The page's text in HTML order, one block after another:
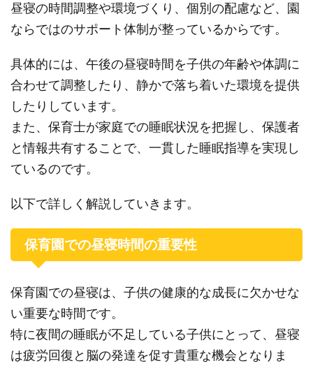
昼寝の時間調整や環境づくり、個別の配慮など、園
ならではのサポート体制が整っているからです。
具体的には、午後の昼寝時間を子供の年齢や体調に
合わせて調整したり、静かで落ち着いた環境を提供
したりしています。
また、保育士が家庭での睡眠状況を把握し、保護者
と情報共有することで、一貫した睡眠指導を実現し
ているのです。
以下で詳しく解説していきます。
保育園での昼寝時間の重要性
保育園での昼寝は、子供の健康的な成長に欠かせな
い重要な時間です。
特に夜間の睡眠が不足している子供にとって、昼寝
は疲労回復と脳の発達を促す貴重な機会となりま